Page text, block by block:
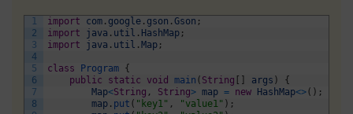
1
2
3
4
5
6
7
8
import com . google . gson . Gson ;
import
java . util . HashMap ;
import
java . util . Map ;
class Program {
public
static void main ( String [ ] args )
{
Map<String , String> map = new HashMap<>( ) ;
map . put ( "key1" , "value1" ) ;